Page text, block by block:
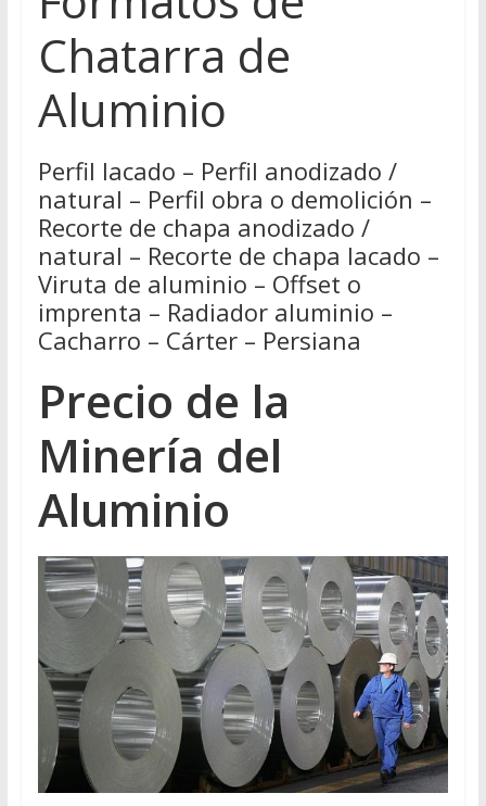
Chatarra de
Aluminio
Perfil lacado – Perfil anodizado /
natural – Perfil obra o demolición –
Recorte de chapa anodizado /
natural – Recorte de chapa lacado –
Viruta de aluminio – Offset o
imprenta – Radiador aluminio –
Cacharro – Cárter – Persiana
Precio de la
Minería del
Aluminio